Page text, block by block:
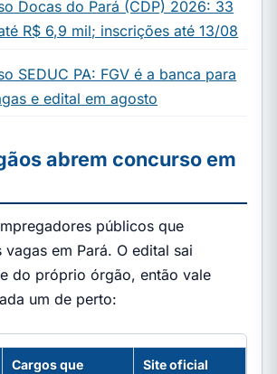
Docas do Pará (CDP) 2026: 33
R$ 6,9 mil; inscrições até 13/08
SEDUC PA: FGV é a banca para
e edital em agosto
abrem concurso em
públicos que
em Pará. O edital sai
do próprio órgão, então vale
um de perto:
Cargos que
Site oficial